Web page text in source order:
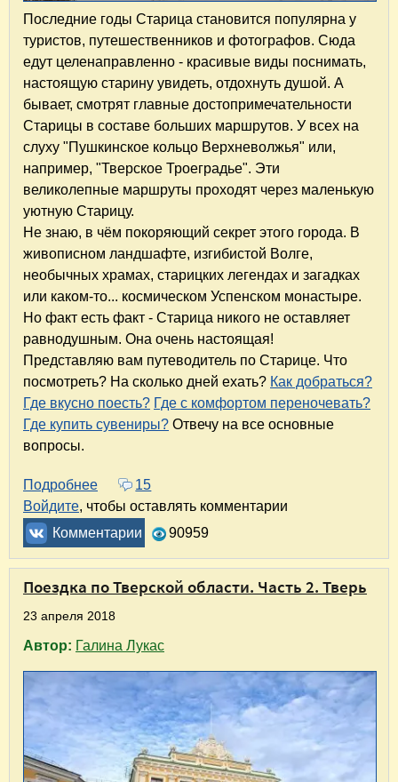
Последние годы Старица становится популярна у
туристов, путешественников и фотографов. Сюда
едут целенаправленно - красивые виды поснимать,
настоящую старину увидеть, отдохнуть душой. А
бывает, смотрят главные достопримечательности
Старицы в составе больших маршрутов. У всех на
слуху "Пушкинское кольцо Верхневолжья" или,
например, "Тверское Троеградье". Эти
великолепные маршруты проходят через маленькую
уютную Старицу.
Не знаю, в чём покоряющий секрет этого города. В
живописном ландшафте, изгибистой Волге,
необычных храмах, старицких легендах и загадках
или каком-то... космическом Успенском монастыре.
Но факт есть факт - Старица никого не оставляет
равнодушным. Она очень настоящая!
Представляю вам путеводитель по Старице. Что
посмотреть? На сколько дней ехать? Как добраться?
Где вкусно поесть? Где с комфортом переночевать?
Где купить сувениры? Отвечу на все основные
вопросы.
Подробнее о Что посмотреть в Старице? 10
15
Войдите, чтобы оставлять комментарии
Комментарии
90959
Поездка по Тверской области. Часть 2. Тверь
23 апреля 2018
Автор: Галина Лукас